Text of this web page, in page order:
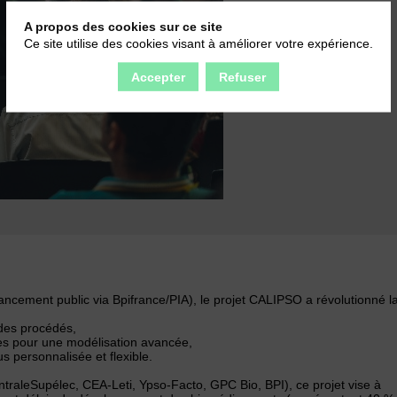
public via Bpifrance/PIA), le projet CALIPSO a révolutionné
procédés,
pour une modélisation avancée,
personnalisée et flexible.
CEA-Leti, Ypso-Facto, GPC Bio, BPI), ce projet vise à
A propos des cookies sur ce site
Ce site utilise des cookies visant à améliorer votre expérience.
Accepter Refuser